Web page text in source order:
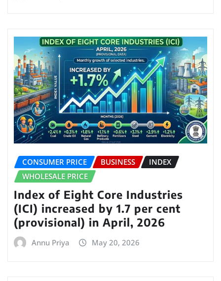
CONSUMER PRICE BUSINESS
INDEX
WHOLESALE PRICE
Index of Eight Core Industries
(ICI) increased by 1.7 per cent
(provisional) in April, 2026
Annu Priya May 20, 2026